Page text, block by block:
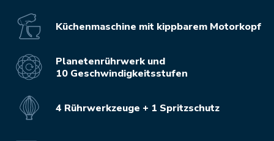
Küchenmaschine mit kippbarem Motorkopf
Planetenrührwerk und
10 Geschwindigkeitsstufen
4 Rührwerkzeuge + 1 Spritzschutz